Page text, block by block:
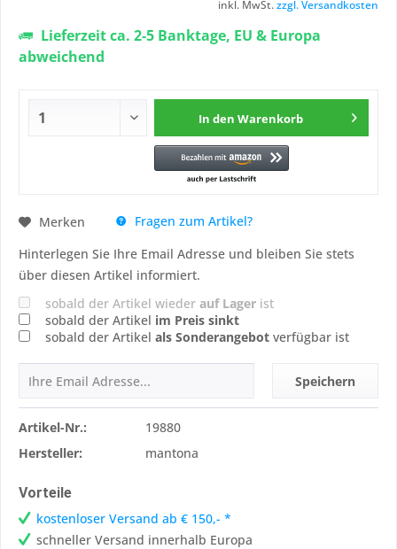
inkl. MwSt.zzgl. Versandkosten
Lieferzeit ca. 2-5 Banktage, EU & Europa
abweichend
In den Warenkorb
Merken
Fragen zum Artikel?
Hinterlegen Sie Ihre Email Adresse und bleiben Sie stets
über diesen Artikel informiert.
sobald der Artikel wieder auf Lager ist
sobald der Artikel im Preis sinkt
sobald der Artikel als Sonderangebot verfügbar ist
Speichern
Artikel-Nr.:
19880
Hersteller:
mantona
Vorteile
kostenloser Versand ab € 150,- *
schneller Versand innerhalb Europa